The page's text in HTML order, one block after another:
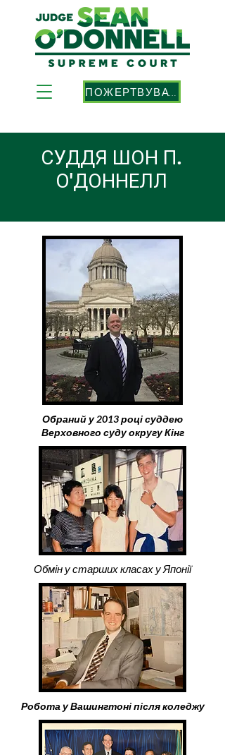
СУДДЯ ШОН П.
О'ДОННЕЛЛ
Обраний у 2013 році суддею
Верховного суду округу Кінг
Обмін у старших класах у Японії
Робота у Вашингтоні після коледжу